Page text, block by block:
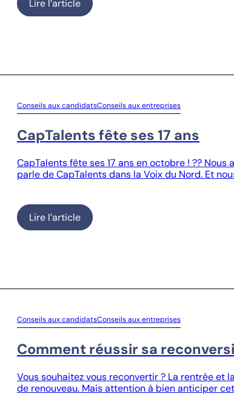
Lire l’article
Conseils aux candidatsConseils aux entreprises
CapTalents fête ses 17 ans
CapTalents fête ses 17 ans en octobre ! ??
parle de CapTalents dans la Voix du Nord. Et
Lire l’article
Conseils aux candidatsConseils aux entreprises
Comment réussir sa
Vous souhaitez vous reconvertir ? La rentrée
de renouveau. Mais attention à bien anticiper